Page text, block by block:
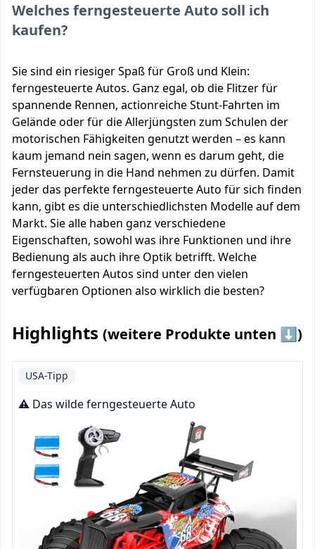
Welches ferngesteuerte Auto soll ich
kaufen?
Sie sind ein riesiger Spaß für Groß und Klein:
ferngesteuerte Autos. Ganz egal, ob die Flitzer für
spannende Rennen, actionreiche Stunt-Fahrten im
Gelände oder für die Allerjüngsten zum Schulen der
motorischen Fähigkeiten genutzt werden – es kann
kaum jemand nein sagen, wenn es darum geht, die
Fernsteuerung in die Hand nehmen zu dürfen. Damit
jeder das perfekte ferngesteuerte Auto für sich finden
kann, gibt es die unterschiedlichsten Modelle auf dem
Markt. Sie alle haben ganz verschiedene
Eigenschaften, sowohl was ihre Funktionen und ihre
Bedienung als auch ihre Optik betrifft. Welche
ferngesteuerten Autos sind unter den vielen
verfügbaren Optionen also wirklich die besten?
Highlights (weitere Produkte unten ⬇️)
USA-Tipp
⚠️ Das wilde ferngesteuerte Auto